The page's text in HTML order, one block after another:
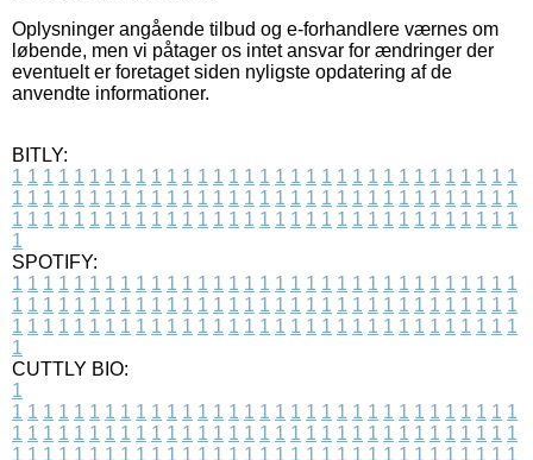
Oplysninger angående tilbud og e-forhandlere værnes om
løbende, men vi påtager os intet ansvar for ændringer der
eventuelt er foretaget siden nyligste opdatering af de
anvendte informationer.
BITLY:
1 1 1 1 1 1 1 1 1 1 1 1 1 1 1 1 1 1 1 1 1 1 1 1 1 1 1 1 1 1 1 1 1
1 1 1 1 1 1 1 1 1 1 1 1 1 1 1 1 1 1 1 1 1 1 1 1 1 1 1 1 1 1 1 1 1
1 1 1 1 1 1 1 1 1 1 1 1 1 1 1 1 1 1 1 1 1 1 1 1 1 1 1 1 1 1 1 1 1
1
SPOTIFY:
1 1 1 1 1 1 1 1 1 1 1 1 1 1 1 1 1 1 1 1 1 1 1 1 1 1 1 1 1 1 1 1 1
1 1 1 1 1 1 1 1 1 1 1 1 1 1 1 1 1 1 1 1 1 1 1 1 1 1 1 1 1 1 1 1 1
1 1 1 1 1 1 1 1 1 1 1 1 1 1 1 1 1 1 1 1 1 1 1 1 1 1 1 1 1 1 1 1 1
1
CUTTLY BIO:
1
1 1 1 1 1 1 1 1 1 1 1 1 1 1 1 1 1 1 1 1 1 1 1 1 1 1 1 1 1 1 1 1 1
1 1 1 1 1 1 1 1 1 1 1 1 1 1 1 1 1 1 1 1 1 1 1 1 1 1 1 1 1 1 1 1 1
1 1 1 1 1 1 1 1 1 1 1 1 1 1 1 1 1 1 1 1 1 1 1 1 1 1 1 1 1 1 1 1 1